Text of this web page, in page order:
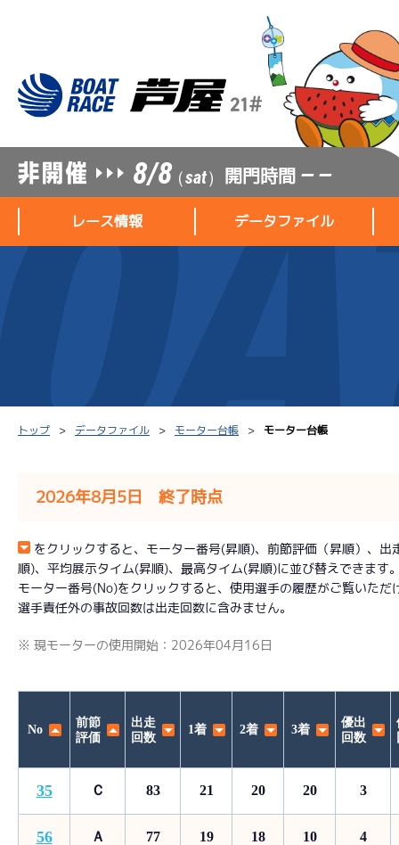
8/8（sat） 開門時間 — —
レース情報
レース結果一覧
出走表PDF
モーター抽選結果・
選手コ
データファイル
ボートデータ
出目データ
トップ データファイル モーター台帳 モーター台帳
2026年8月5日 終了時点
をクリックすると、モーター番号(昇順)、前節評価（昇順）、
順)、平均展示タイム(昇順)、最高タイム(昇順)に並び替えできます
モーター番号(No)をクリックすると、使用選手の履歴がご覧いただ
選手責任外の事故回数は出走回数に含みません。
※ 現モーターの使用開始：2026年04月16日
No
前節
評価
出走
回数
1着 2着 3着
優出
回数
35 Ｃ 83 21 20 20 3
56 Ａ 77 19 18 10 4